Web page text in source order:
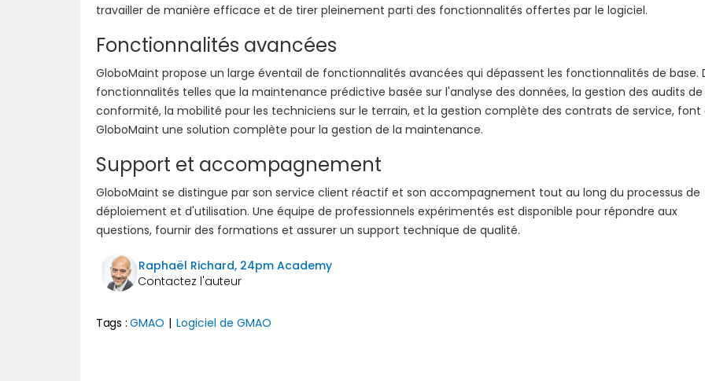
travailler de manière efficace et de tirer pleinement parti des fonctionnalités offertes par le logiciel.
Fonctionnalités avancées
GloboMaint propose un large éventail de fonctionnalités avancées qui dépassent les fonctionnalités de base.
fonctionnalités telles que la maintenance prédictive basée sur l'analyse des données, la gestion des audits de
conformité, la mobilité pour les techniciens sur le terrain, et la gestion complète des contrats de service, font
GloboMaint une solution complète pour la gestion de la maintenance.
Support et accompagnement
GloboMaint se distingue par son service client réactif et son accompagnement tout au long du processus de
déploiement et d'utilisation. Une équipe de professionnels expérimentés est disponible pour répondre aux
questions, fournir des formations et assurer un support technique de qualité.
Raphaël Richard, 24pm Academy
Tags : GMAO | Logiciel de GMAO